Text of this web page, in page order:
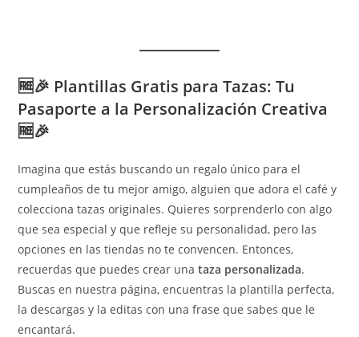
🆓🎉 Plantillas Gratis para Tazas: Tu
Pasaporte a la Personalización Creativa
🆓🎉
Imagina que estás buscando un regalo único para el
cumpleaños de tu mejor amigo, alguien que adora el café y
colecciona tazas originales. Quieres sorprenderlo con algo
que sea especial y que refleje su personalidad, pero las
opciones en las tiendas no te convencen. Entonces,
recuerdas que puedes crear unataza personalizada.
Buscas en nuestra página, encuentras la plantilla perfecta,
la descargas y la editas con una frase que sabes que le
encantará.